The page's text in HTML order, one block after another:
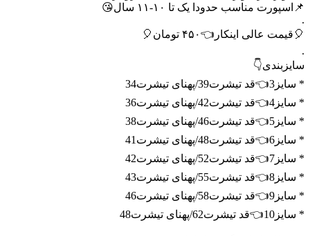
📌اسپورت مناسب حدودا یک تا ۱۰-۱۱ سال😘
.
🎈قیمت عالی اینکار👈۴۵۰ تومان🎈
.
سایزبندی👇
* سایز3👈قد تیشرت39/پهنای تیشرت34
* سایز4👈قد تیشرت42/پهنای تیشرت36
* سایز5👈قد تیشرت46/پهنای تیشرت38
* سایز6👈قد تیشرت48/پهنای تیشرت41
* سایز7👈قد تیشرت52/پهنای تیشرت42
* سایز8👈قد تیشرت55/پهنای تیشرت43
* سایز9👈قد تیشرت58/پهنای تیشرت46
* سایز10👈قد تیشرت62/پهنای تیشرت48